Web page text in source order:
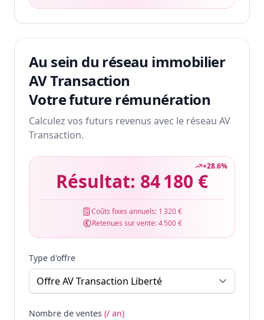
Au sein du réseau immobilier
AV Transaction
Votre future rémunération
Calculez vos futurs revenus avec le réseau AV
Transaction.
+28.6%
Résultat: 84 180 €
Coûts fixes annuels: 1 320 €
Retenues sur vente:4 500 €
Type d'offre
Nombre de ventes (/ an)